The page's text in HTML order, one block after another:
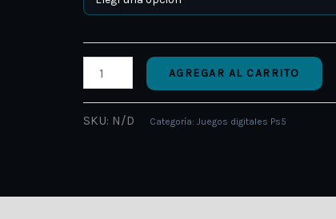
AGREGAR AL CARRITO
SKU: N/D Categoría: Juegos digitales Ps5